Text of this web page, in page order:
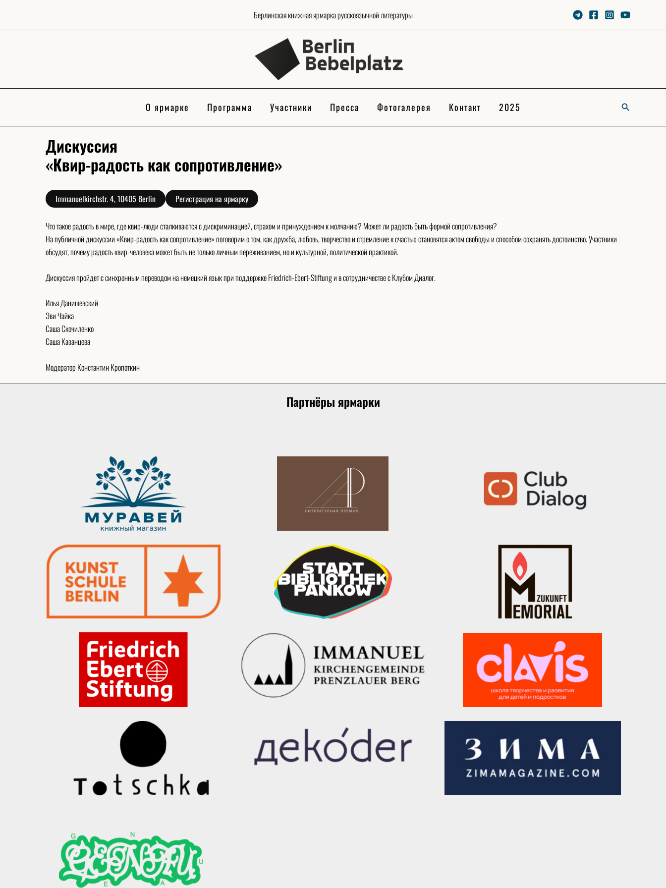
content
Берлинская книжная ярмарка русскоязычной литературы
О ярмарке Программа Участники Пресса Фотогалерея Контакт 2025 Search
Дискуссия
«Квир-радость как сопротивление»
Immanuelkirchstr. 4, 10405 Berlin Регистрация на ярмарку
Что такое радость в мире, где квир-люди сталкиваются с дискриминацией, страхом и принуждением к молчанию? Может ли радость быть формой сопротивления?
На публичной дискуссии «Квир-радость как сопротивление» поговорим о том, как дружба, любовь, творчество и стремление к счастью становятся актом свободы и способом сохранять достоинство. Участники
обсудят, почему радость квир-человека может быть не только личным переживанием, но и культурной, политической практикой.
Дискуссия пройдет с синхронным переводом на немецкий язык при поддержке Friedrich-Ebert-Stiftung и в сотрудничестве с Клубом Диалог.
Илья Данишевский
Эви Чайка
Саша Скочиленко
Саша Казанцева
Модератор Константин Кропоткин
Партнёры ярмарки